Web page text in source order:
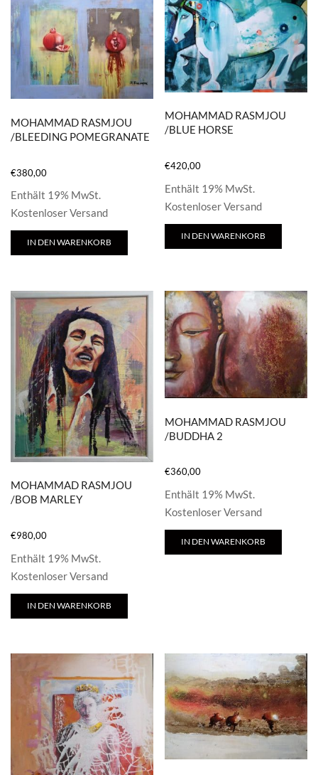
MOHAMMAD RASMJOU
/BLEEDING POMEGRANATE
€380,00
Enthält 19% MwSt.
Kostenloser Versand
IN DEN WARENKORB
MOHAMMAD RASMJOU
/BLUE HORSE
€420,00
Enthält 19% MwSt.
Kostenloser Versand
IN DEN WARENKORB
MOHAMMAD RASMJOU
/BOB MARLEY
€980,00
Enthält 19% MwSt.
Kostenloser Versand
IN DEN WARENKORB
MOHAMMAD RASMJOU
/BUDDHA 2
€360,00
Enthält 19% MwSt.
Kostenloser Versand
IN DEN WARENKORB